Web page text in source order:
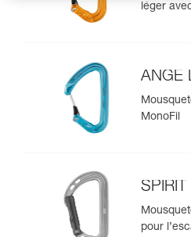
léger
ANGE
MonoFil
SPIRIT
pour